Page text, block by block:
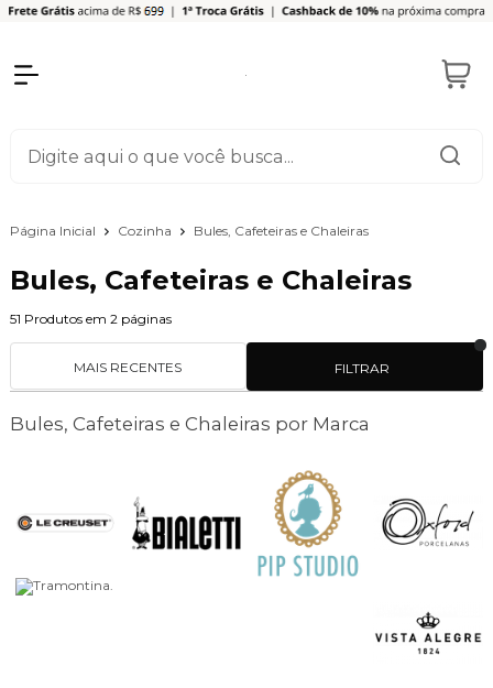
Página Inicial Cozinha Bules, Cafeteiras e Chaleiras
Bules, Cafeteiras e Chaleiras
51 Produtos em 2 páginas
FILTRAR
MAIS RECENTES
Bules, Cafeteiras e Chaleiras por Marca